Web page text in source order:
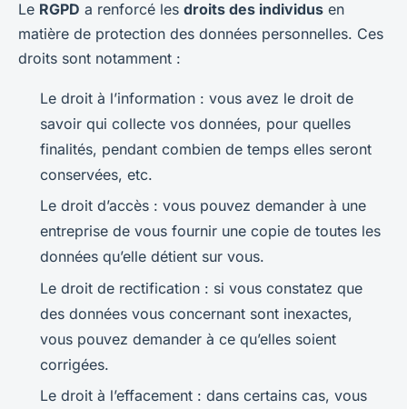
Le RGPD a renforcé les droits des individus en
matière de protection des données personnelles. Ces
droits sont notamment :
Le droit à l’information : vous avez le droit de
savoir qui collecte vos données, pour quelles
finalités, pendant combien de temps elles seront
conservées, etc.
Le droit d’accès : vous pouvez demander à une
entreprise de vous fournir une copie de toutes les
données qu’elle détient sur vous.
Le droit de rectification : si vous constatez que
des données vous concernant sont inexactes,
vous pouvez demander à ce qu’elles soient
corrigées.
Le droit à l’effacement : dans certains cas, vous